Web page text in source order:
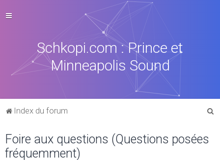
Schkopi.com : Prince et
Minneapolis Sound
Index du forum
Foire aux questions (Questions posées
fréquemment)